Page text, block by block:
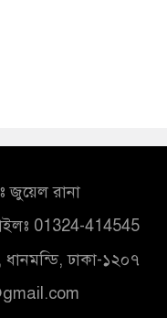
জুয়েল রানা
01324-414545
ঢাকা-১২০৭